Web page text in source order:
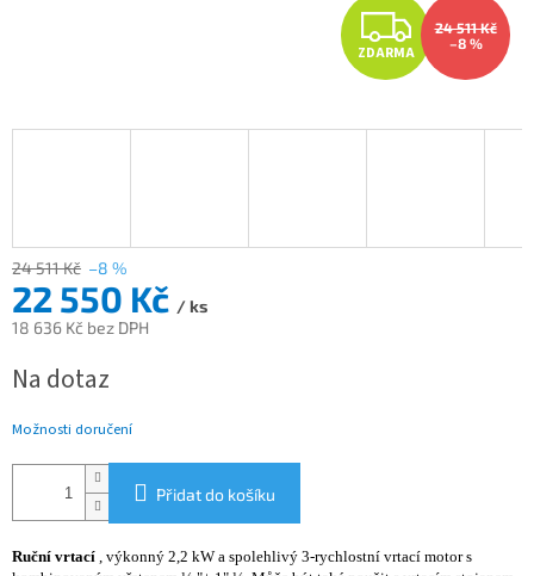
Z
D
A
ZDARMA
24 511 Kč
–8 %
24 511 Kč –8 %
22 550 Kč / ks
18 636 Kč bez DPH
cena:
Na dotaz
Možnosti doručení
Přidat do košíku
Ruční vrtací , výkonný 2,2 kW a spolehlivý 3-rychlostní vrtací motor s